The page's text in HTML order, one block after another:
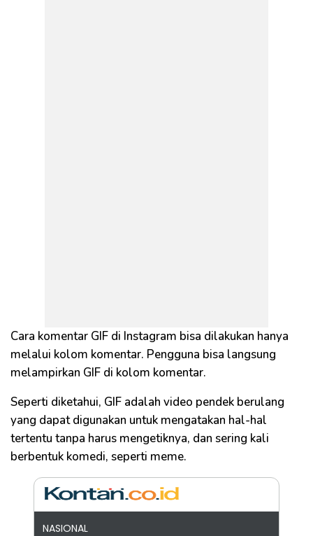
Cara komentar GIF di Instagram bisa dilakukan hanya
melalui kolom komentar. Pengguna bisa langsung
melampirkan GIF di kolom komentar.
Seperti diketahui, GIF adalah video pendek berulang
yang dapat digunakan untuk mengatakan hal-hal
tertentu tanpa harus mengetiknya, dan sering kali
berbentuk komedi, seperti meme.
NASIONAL